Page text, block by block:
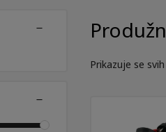
Prikazuje se